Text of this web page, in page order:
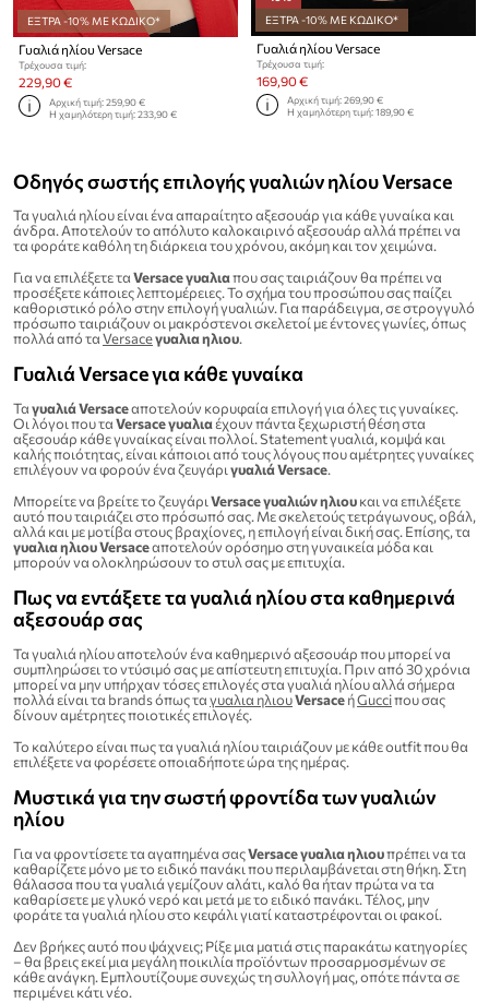
ΕΞΤΡΑ -10% ΜΕ ΚΩΔΙΚΟ*
Γυαλιά ηλίου Versace
Τρέχουσα τιμή:
229,90 €
Αρχική τιμή:259,90 €
Η χαμηλότερη τιμή:233,90 €
ΕΞΤΡΑ -10% ΜΕ ΚΩΔΙΚΟ*
Γυαλιά ηλίου Versace
Τρέχουσα τιμή:
169,90 €
Αρχική τιμή:269,90 €
Η χαμηλότερη τιμή:189,90 €
Οδηγός σωστής επιλογής γυαλιών ηλίου Versace
Τα γυαλιά ηλίου είναι ένα απαραίτητο αξεσουάρ για κάθε γυναίκα και
άνδρα. Αποτελούν το απόλυτο καλοκαιρινό αξεσουάρ αλλά πρέπει να
τα φοράτε καθόλη τη διάρκεια του χρόνου, ακόμη και τον χειμώνα.
Για να επιλέξετε ταVersace γυαλιαπου σας ταιριάζουν θα πρέπει να
προσέξετε κάποιες λεπτομέρειες. Το σχήμα του προσώπου σας παίζει
καθοριστικό ρόλο στην επιλογή γυαλιών. Για παράδειγμα, σε στρογγυλό
πρόσωπο ταιριάζουν οι μακρόστενοι σκελετοί με έντονες γωνίες, όπως
πολλά από ταVersaceγυαλια ηλιου.
Γυαλιά Versace για κάθε γυναίκα
Ταγυαλιά Versaceαποτελούν κορυφαία επιλογή για όλες τις γυναίκες.
Οι λόγοι που ταVersace γυαλιαέχουν πάντα ξεχωριστή θέση στα
αξεσουάρ κάθε γυναίκας είναι πολλοί. Statement γυαλιά, κομψά και
καλής ποιότητας, είναι κάποιοι από τους λόγους που αμέτρητες γυναίκες
επιλέγουν να φορούν ένα ζευγάριγυαλιά Versace.
Μπορείτε να βρείτε το ζευγάριVersace γυαλιών ηλιουκαι να επιλέξετε
αυτό που ταιριάζει στο πρόσωπό σας. Με σκελετούς τετράγωνους, οβάλ,
αλλά και με μοτίβα στους βραχίονες, η επιλογή είναι δική σας. Επίσης, τα
γυαλια ηλιου Versaceαποτελούν ορόσημο στη γυναικεία μόδα και
μπορούν να ολοκληρώσουν το στυλ σας με επιτυχία.
Πως να εντάξετε τα γυαλιά ηλίου στα καθημερινά
αξεσουάρ σας
Τα γυαλιά ηλίου αποτελούν ένα καθημερινό αξεσουάρ που μπορεί να
συμπληρώσει το ντύσιμό σας με απίστευτη επιτυχία. Πριν από 30 χρόνια
μπορεί να μην υπήρχαν τόσες επιλογές στα γυαλιά ηλίου αλλά σήμερα
πολλά είναι τα brands όπως ταγυαλια ηλιουVersaceήGucciπου σας
δίνουν αμέτρητες ποιοτικές επιλογές.
Το καλύτερο είναι πως τα γυαλιά ηλίου ταιριάζουν με κάθε outfit που θα
επιλέξετε να φορέσετε οποιαδήποτε ώρα της ημέρας.
Μυστικά για την σωστή φροντίδα των γυαλιών
ηλίου
Για να φροντίσετε τα αγαπημένα σαςVersace γυαλια ηλιουπρέπει να τα
καθαρίζετε μόνο με το ειδικό πανάκι που περιλαμβάνεται στη θήκη. Στη
θάλασσα που τα γυαλιά γεμίζουν αλάτι, καλό θα ήταν πρώτα να τα
καθαρίσετε με γλυκό νερό και μετά με το ειδικό πανάκι. Τέλος, μην
φοράτε τα γυαλιά ηλίου στο κεφάλι γιατί καταστρέφονται οι φακοί.
Δεν βρήκες αυτό που ψάχνεις; Ρίξε μια ματιά στις παρακάτω κατηγορίες
– θα βρεις εκεί μια μεγάλη ποικιλία προϊόντων προσαρμοσμένων σε
κάθε ανάγκη. Εμπλουτίζουμε συνεχώς τη συλλογή μας, οπότε πάντα σε
περιμένει κάτι νέο.